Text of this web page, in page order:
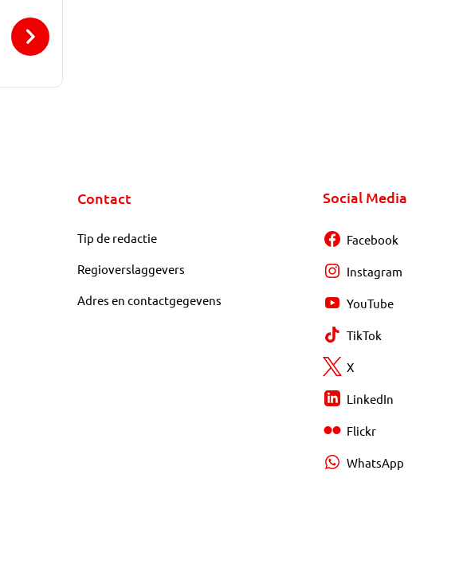
Contact
Tip de redactie
Regioverslaggevers
Adres en contactgegevens
Social Media
Facebook
Instagram
YouTube
TikTok
X
LinkedIn
Flickr
WhatsApp